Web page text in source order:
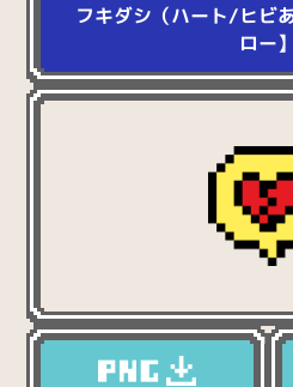
フキダシ（ハート/ヒビ
ロー】